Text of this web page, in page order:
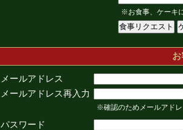
※お食事、ケーキ
メールアドレス
メールアドレス再入力
※確認のためメールアド
パスワード